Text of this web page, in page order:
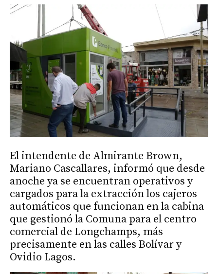
El intendente de Almirante Brown,
Mariano Cascallares, informó que desde
anoche ya se encuentran operativos y
cargados para la extracción los cajeros
automáticos que funcionan en la cabina
que gestionó la Comuna para el centro
comercial de Longchamps, más
precisamente en las calles Bolívar y
Ovidio Lagos.